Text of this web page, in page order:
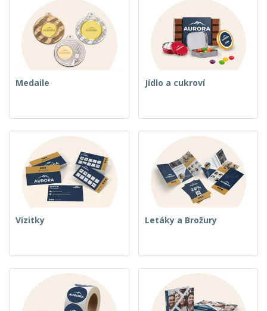
Medaile Jídlo a cukroví
Vizitky Letáky a Brožury